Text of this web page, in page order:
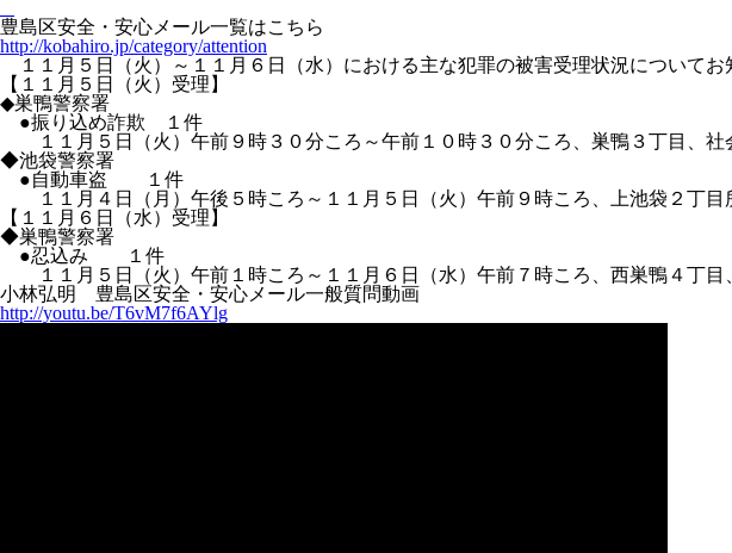
豊島区安全・安心メール一覧はこちら
http://kobahiro.jp/category/attention
１１月５日（火）～１１月６日（水）における主な犯罪の被害受理状況についてお
【１１月５日（火）受理】
◆巣鴨警察署
●振り込め詐欺 １件
１１月５日（火）午前９時３０分ころ～午前１０時３０分ころ、巣鴨３丁目、社
◆池袋警察署
●自動車盗 １件
１１月４日（月）午後５時ころ～１１月５日（火）午前９時ころ、上池袋２丁目
【１１月６日（水）受理】
◆巣鴨警察署
●忍込み １件
１１月５日（火）午前１時ころ～１１月６日（水）午前７時ころ、西巣鴨４丁目
小林弘明 豊島区安全・安心メール一般質問動画
http://youtu.be/T6vM7f6AYlg